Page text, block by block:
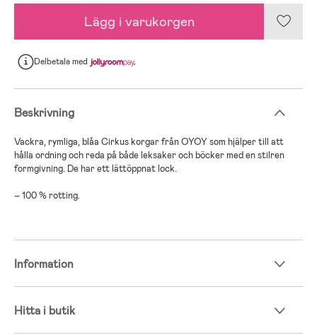
Lägg i varukorgen
Delbetalamed
Beskrivning
Vackra, rymliga, blåa Cirkus korgar från OYOY som hjälper till att
hålla ordning och reda på både leksaker och böcker med en stilren
formgivning. De har ett lättöppnat lock.
– 100 % rotting.
Information
Hitta i butik